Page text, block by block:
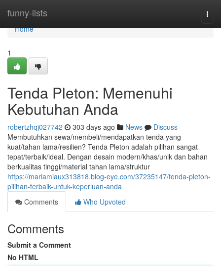
funny-lists
Home
Home
1
Tenda Pleton: Memenuhi
Kebutuhan Anda
robertzhqj027742 303 days ago News
Discuss
Membutuhkan sewa/membeli/mendapatkan tenda yang
kuat/tahan lama/resilien? Tenda Pleton adalah pilihan sangat
tepat/terbaik/ideal. Dengan desain modern/khas/unik dan bahan
berkualitas tinggi/material tahan lama/struktur
https://mariamiaux313818.blog-eye.com/37235147/tenda-pleton-
pilihan-terbaik-untuk-keperluan-anda
Comments
Who Upvoted
Comments
Submit a Comment
No HTML